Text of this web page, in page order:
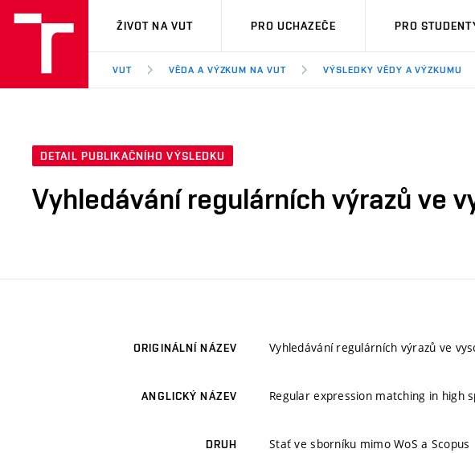
VUT
ŽIVOT NA VUT PRO UCHAZEČE PRO
VUT VĚDA A VÝZKUM NA VUT VÝSLEDKY VĚDY A VÝZKUMU
DETAIL PUBLIKAČNÍHO VÝSLEDKU
Vyhledávání regulárních výrazů ve
ORIGINÁLNÍ NÁZEV Vyhledávání regulárních výrazů ve
ANGLICKÝ NÁZEV Regular expression matching in high
DRUH Stať ve sborníku mimo WoS a Scopus